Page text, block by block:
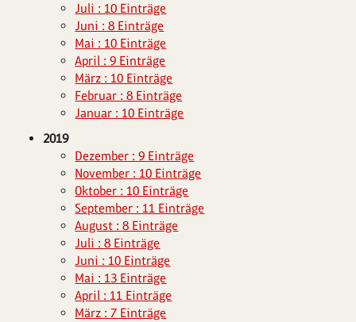
Juli : 10 Einträge
Juni : 8 Einträge
Mai : 10 Einträge
April : 9 Einträge
März : 10 Einträge
Februar : 8 Einträge
Januar : 10 Einträge
2019
Dezember : 9 Einträge
November : 10 Einträge
Oktober : 10 Einträge
September : 11 Einträge
August : 8 Einträge
Juli : 8 Einträge
Juni : 10 Einträge
Mai : 13 Einträge
April : 11 Einträge
März : 7 Einträge